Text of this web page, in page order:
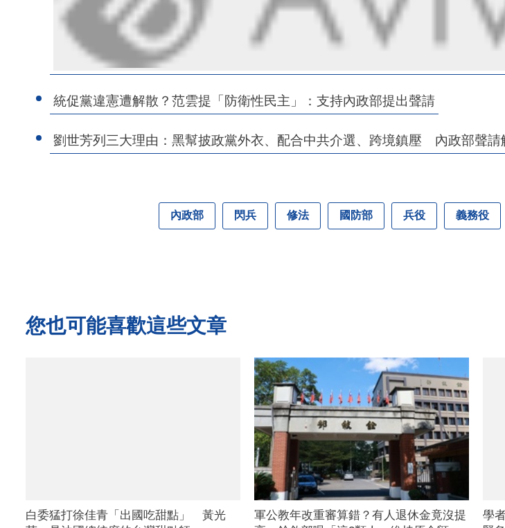
統促黨違憲遭解散？范雲提「防衛性民主」：支持內政部提出聲請
劉世芳列三大理由：黑幫披政黨外衣、配合中共介選、跨境鎮壓 內政部聲請
內政部 閃兵 修法 國防部 兵役 義務役
您也可能喜歡這些文章
白委猛打徐佳青「出國吃甜點」 黃光
軍公教年改重審算錯？有人退休金竟沒提
學